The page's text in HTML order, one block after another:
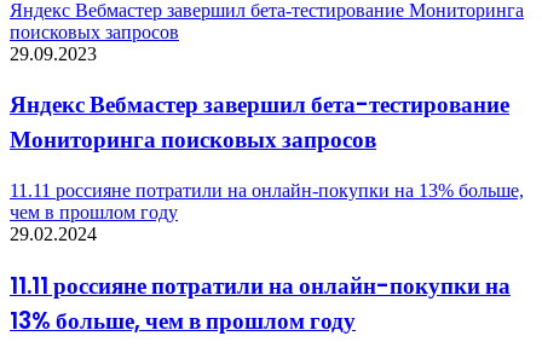
Яндекс Вебмастер завершил бета-тестирование Мониторинга
поисковых запросов
29.09.2023
Яндекс Вебмастер завершил бета-тестирование
Мониторинга поисковых запросов
11.11 россияне потратили на онлайн-покупки на 13% больше,
чем в прошлом году
29.02.2024
11.11 россияне потратили на онлайн-покупки на
13% больше, чем в прошлом году